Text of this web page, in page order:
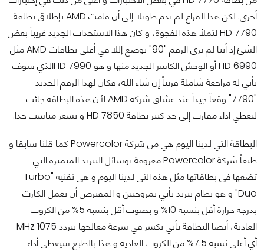
أخرى.
لكن هذا الفراغ لم يدم طويلا إلى أن قامت AMD بإطلاق بطاقة
HD 7790 لتملأ هذه الفجوة، و كان هذا الاستحداث الجديد غريباً بعض
الشئ إذ أننا لم نرى الرقم "90" يوضع إللا في أعلى بطاقات AMD مثل
HD 6990 أو الوحش الكاسر الجديد منها و هو HD 7990الذي سوف
تأتي له مراجعة شاملة قريباً إن شاء الله، فكان لهذا الرقم الجديد
"7790" وقعاً جيداً عند عشاق شركة AMD لأن هذه البطاقة جائت
لتعطي اداء مقارب إلى حد كبير بطاقة HD 7850 و بسعر مناسب جدا.
البطاقة التي لدينا اليوم هي من شركة Powercolor كما قلنا سابقا و
طبعاً شركة Powercolor معروفة بوسائل التبريد المتميزة التي
تضعها في بطاقاتها مثل هذه التي لدينا اليوم و هي تقنية "Turbo
Duo" و هو نظام تبريد يأتي بمروحتين و المفترض أن يعمل الكارت
بدرجة حرارة أقل بنسبة 10% و بصوت أقل بنسبة 5% من الكروت
العادية، أيضا البطاقة تأتي بكسر في سرعة معالجها بتردد 1075 MHz
أي أعلى نسبة 7.5% من الكروت العادية و هذا بالطبع سيعطي أداء